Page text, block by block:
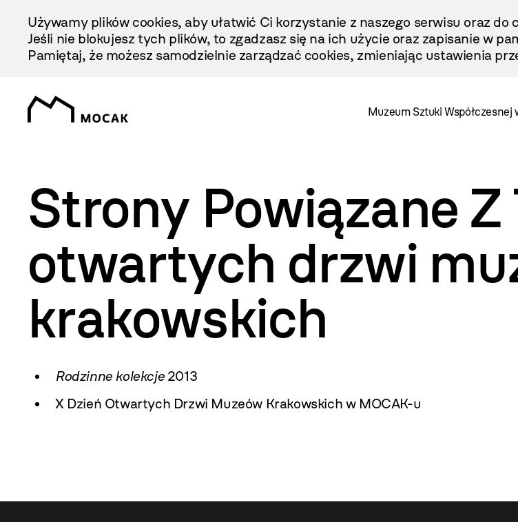
Treści
Używamy plików cookies, aby ułatwić Ci korzystanie z naszego serwisu oraz
Jeśli nie blokujesz tych plików, to zgadzasz się na ich użycie oraz zapisanie w
Pamiętaj, że możesz samodzielnie zarządzać cookies, zmieniając ustawienia
Muzeum Sztuki Współczesnej
Strony Powiązane Z
otwartych drzwi
krakowskich
Rodzinne kolekcje2013
X Dzień Otwartych Drzwi Muzeów Krakowskich w MOCAK-u